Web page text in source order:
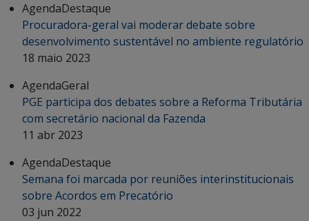
AgendaDestaque
Procuradora-geral vai moderar debate sobre
desenvolvimento sustentável no ambiente regulatório
18 maio 2023
AgendaGeral
PGE participa dos debates sobre a Reforma Tributária
com secretário nacional da Fazenda
11 abr 2023
AgendaDestaque
Semana foi marcada por reuniões interinstitucionais
sobre Acordos em Precatório
03 jun 2022